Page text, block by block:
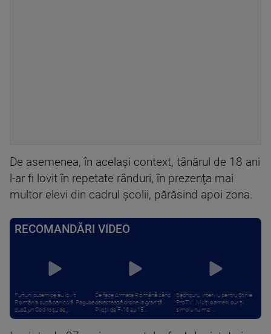
De asemenea, în acelaşi context, tânărul de 18 ani
l-ar fi lovit în repetate rânduri, în prezenţa mai
multor elevi din cadrul şcolii, părăsind apoi zona.
RECOMANDĂRI VIDEO
Furtuni puternice au lovit
România după caniculă. Pagube
după un Cod roşu de ...
Ce face Armata Română când
detectează drone la graniță.
Piloții de F-16 au 15 ...
Sadhguru, interviu pentru Știrile
ProTV: „Mulți oameni pur și
simplu nu mai ...